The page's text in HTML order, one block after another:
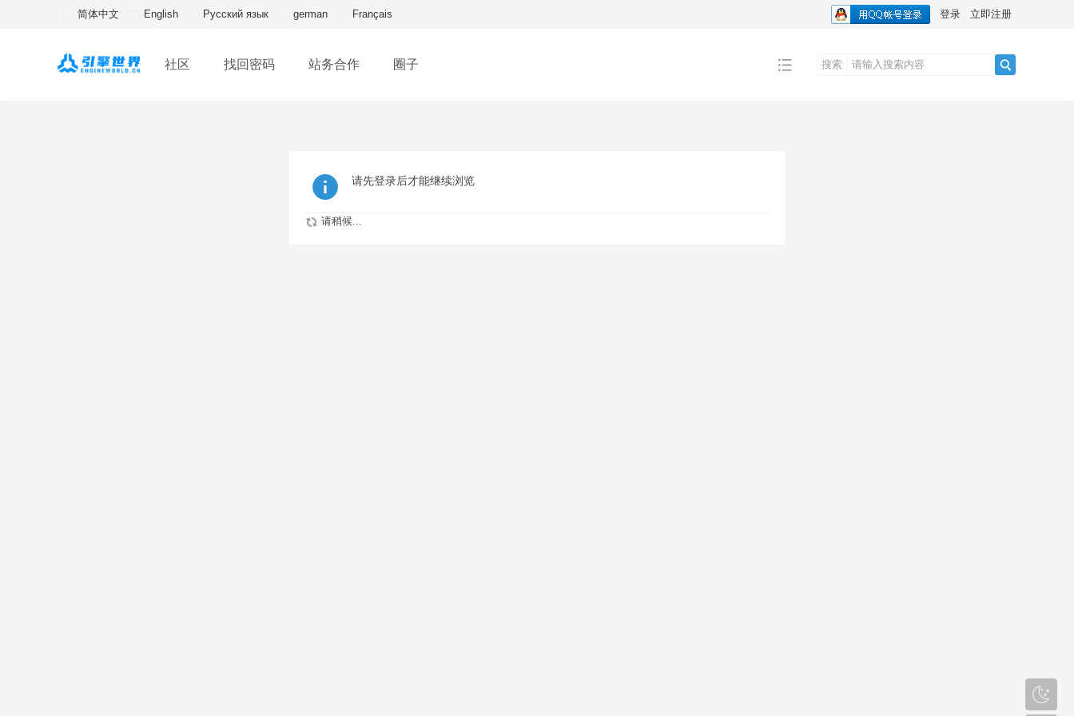
简体中文 English Русский язык german Français 登录 立即注册
社区 找回密码 站务合作 圈子 搜索
请先登录后才能继续浏览
请稍候...